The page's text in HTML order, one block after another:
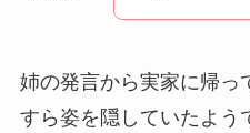
姉の発言から実家に帰っ
すら姿を隠していたよう